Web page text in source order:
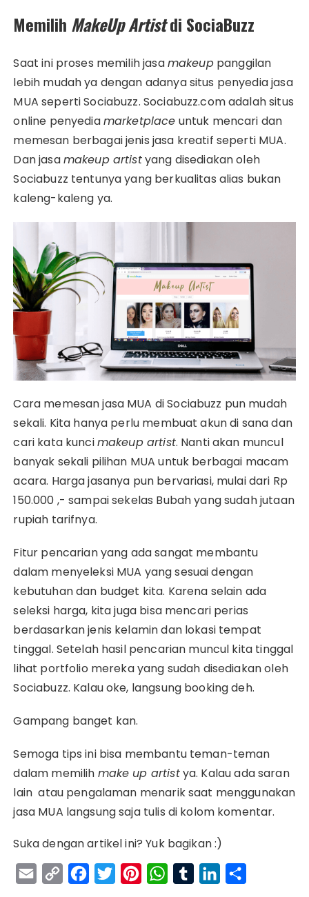
Memilih MakeUp Artistdi SociaBuzz
Saat ini proses memilih jasamakeuppanggilan
lebih mudah ya dengan adanya situs penyedia jasa
MUA seperti Sociabuzz. Sociabuzz.com adalah situs
online penyediamarketplace untuk mencari dan
memesan berbagai jenis jasa kreatif seperti MUA.
Dan jasamakeup artistyang disediakan oleh
Sociabuzz tentunya yang berkualitas alias bukan
kaleng-kaleng ya.
Cara memesan jasa MUA di Sociabuzz pun mudah
sekali. Kita hanya perlu membuat akun di sana dan
cari kata kuncimakeup artist. Nanti akan muncul
banyak sekali pilihan MUA untuk berbagai macam
acara. Harga jasanya pun bervariasi, mulai dari Rp
150.000 ,- sampai sekelas Bubah yang sudah jutaan
rupiah tarifnya.
Fitur pencarian yang ada sangat membantu
dalam menyeleksi MUA yang sesuai dengan
kebutuhan dan budget kita. Karena selain ada
seleksi harga, kita juga bisa mencari perias
berdasarkan jenis kelamin dan lokasi tempat
tinggal. Setelah hasil pencarian muncul kita tinggal
lihat portfolio mereka yang sudah disediakan oleh
Sociabuzz. Kalau oke, langsung booking deh.
Gampang banget kan.
Semoga tips ini bisa membantu teman-teman
dalam memilih make up artistya. Kalau ada saran
lain atau pengalaman menarik saat menggunakan
jasa MUA langsung saja tulis di kolom komentar.
Suka dengan artikel ini? Yuk bagikan :)
C